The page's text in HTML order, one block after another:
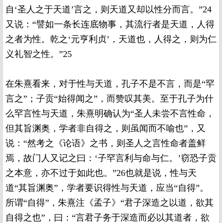
自‘圣人之于天道’言之，则天道又却以性分而言。”24
又说：“譬如一条长连底物事，其流行者是天道，人得
之者为性。乾之‘元亨利贞’，天道也，人得之，则为仁
义礼智之性。”25
在朱熹看来，对于性与天道，孔子不是不言，而是“罕
言之”；子贡“始得闻之”，而赞叹其美。至于孔子为什
么罕言性与天道，朱熹明确认为“圣人未尝不言性命，
但其旨渊奥，学者非自得之，则虽闻而不喻也”，又
说：“然考之《论语》之书，则圣人之言性命者盖鲜
焉，故门人又记之曰：‘子罕言利与命与仁。’窃恐子贡
之本意，亦不过于如此也。”26也就是说，性与天
道“其旨渊奥”，学者要识得性与天道，应当“自得”。
所谓“自得”，朱熹注《孟子》“君子深造之以道，欲其
自得之也”，曰：“言君子务于深造而必以其道者，欲